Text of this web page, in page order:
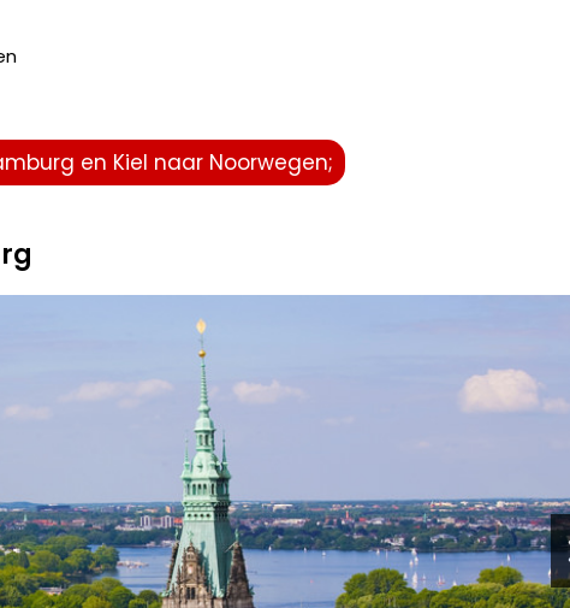
en Kiel naar Noorwegen;